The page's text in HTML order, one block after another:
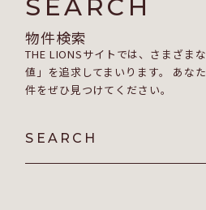
SEARCH
物件検索
THE LIONSサイトでは、さまざま
値」を追求してまいります。 あな
件をぜひ見つけてください。
SEARCH